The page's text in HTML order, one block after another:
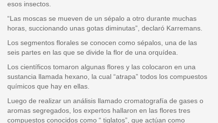
esos insectos.
“Las moscas se mueven de un sépalo a otro durante muchas
horas, succionando unas gotas diminutas”, declaró Karremans.
Los segmentos florales se conocen como sépalos, una de las
seis partes en las que se divide la flor de una orquídea.
Los científicos tomaron algunas flores y las colocaron en una
sustancia llamada hexano, la cual “atrapa” todos los compuestos
químicos que hay en ellas.
Luego de realizar un análisis llamado cromatografía de gases o
aromas segregados, los expertos hallaron en las flores tres
compuestos conocidos como “ tiglatos”, que actúan como